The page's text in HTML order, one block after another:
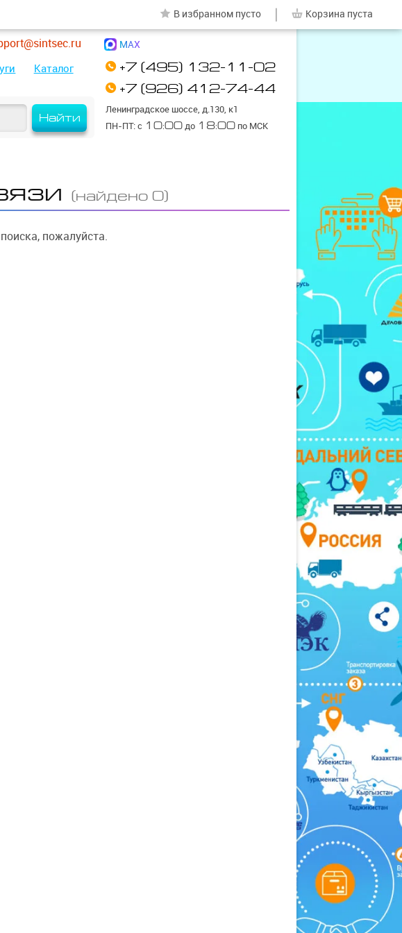
Найти
Каталог
+7 (495) 132-11-02
+7 (926) 412-74-44
Ленинградское шоссе, д.130, к1
ПН-ПТ: с 10:00 до 18:00 по МСК
MAX
В избранном пусто Корзина пуста
(найдено 0)
пожалуйста.